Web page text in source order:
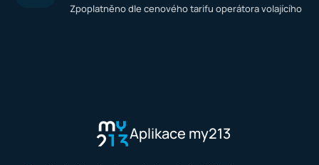
Zpoplatněno dle cenového tarifu operátora volajícího
Aplikace my213